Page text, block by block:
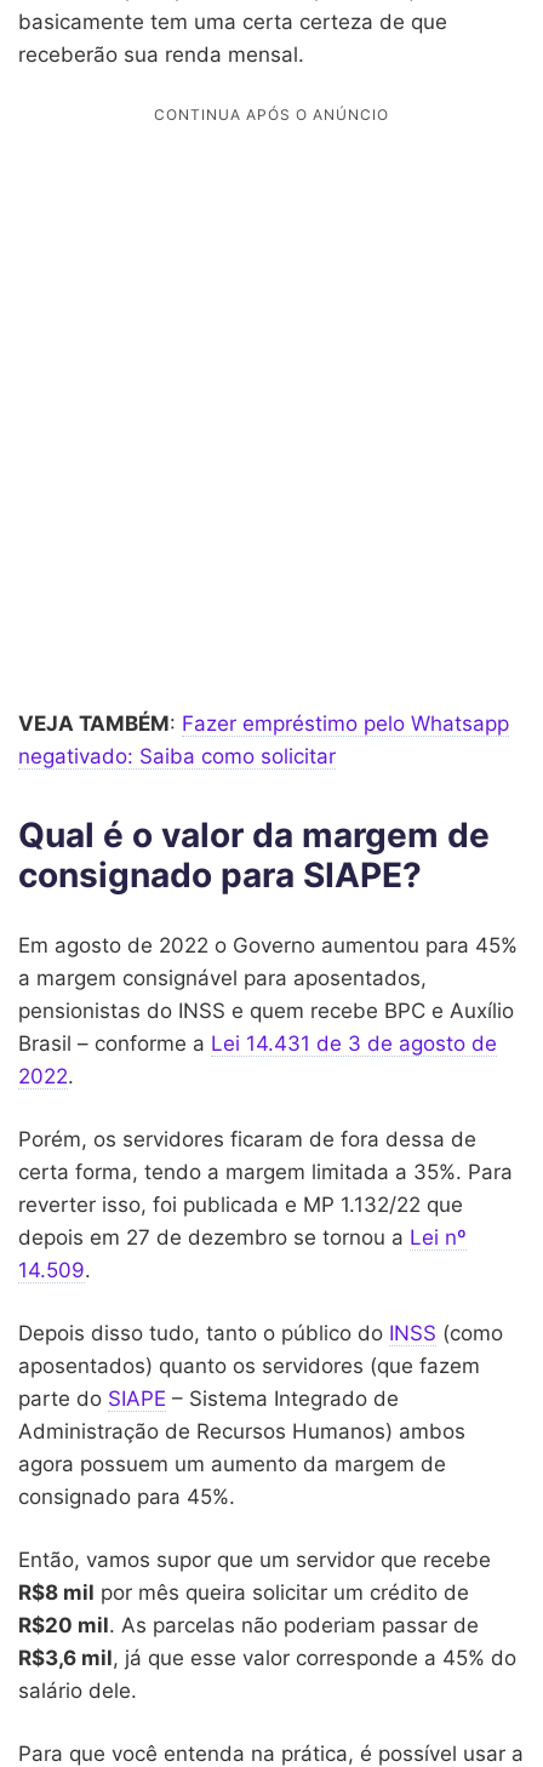
basicamente tem uma certa certeza de que
receberão sua renda mensal.
VEJA TAMBÉM: Fazer empréstimo pelo Whatsapp
negativado: Saiba como solicitar
Qual é o valor da margem de
consignado para SIAPE?
Em agosto de 2022 o Governo aumentou para 45%
a margem consignável para aposentados,
pensionistas do INSS e quem recebe BPC e Auxílio
Brasil – conforme a Lei 14.431 de 3 de agosto de
2022.
Porém, os servidores ficaram de fora dessa de
certa forma, tendo a margem limitada a 35%. Para
reverter isso, foi publicada e MP 1.132/22 que
depois em 27 de dezembro se tornou a Lei nº
14.509.
Depois disso tudo, tanto o público do INSS (como
aposentados) quanto os servidores (que fazem
parte do SIAPE – Sistema Integrado de
Administração de Recursos Humanos) ambos
agora possuem um aumento da margem de
consignado para 45%.
Então, vamos supor que um servidor que recebe
R$8 mil por mês queira solicitar um crédito de
R$20 mil. As parcelas não poderiam passar de
R$3,6 mil, já que esse valor corresponde a 45% do
salário dele.
Para que você entenda na prática, é possível usar a